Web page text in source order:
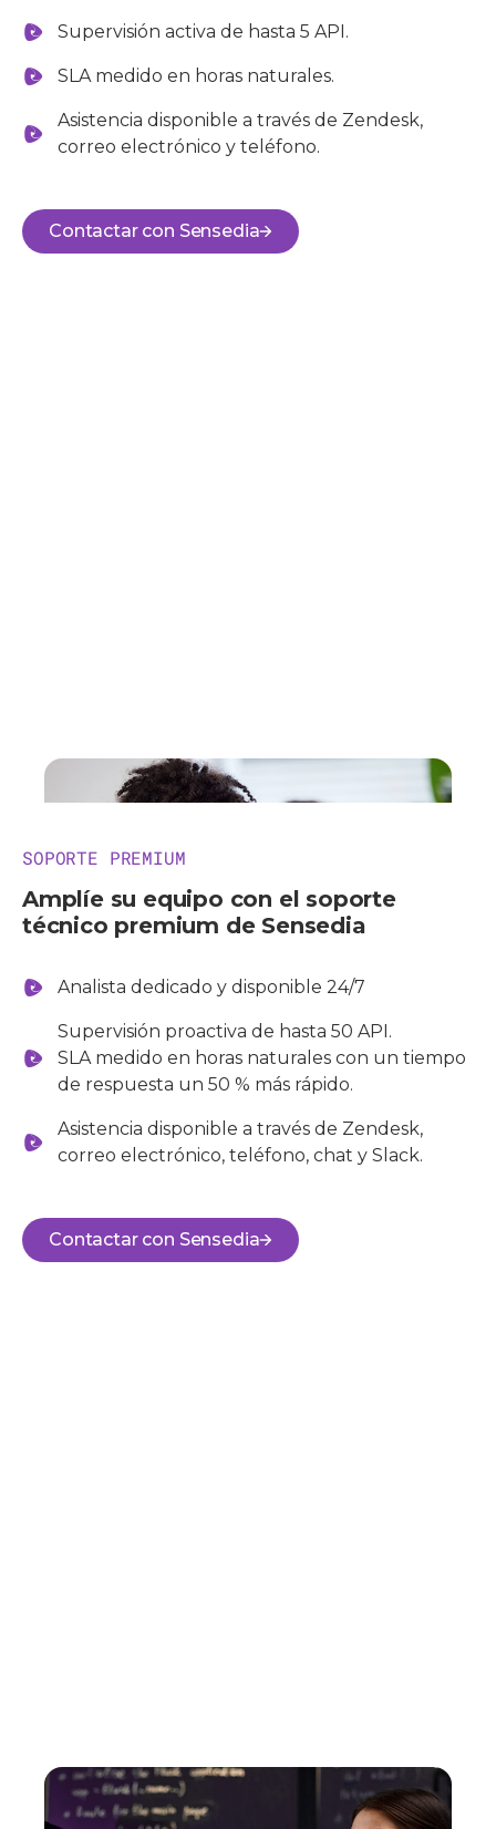
Supervisión activa de hasta 5 API.
SLA medido en horas naturales.
Asistencia disponible a través de Zendesk,
correo electrónico y teléfono.
Contactar con Sensedia
SOPORTE PREMIUM
Amplíe su equipo con el soporte
técnico premium de Sensedia
Analista dedicado y disponible 24/7
Supervisión proactiva de hasta 50 API.
SLA medido en horas naturales con un tiempo
de respuesta un 50 % más rápido.
Asistencia disponible a través de Zendesk,
correo electrónico, teléfono, chat y Slack.
Contactar con Sensedia